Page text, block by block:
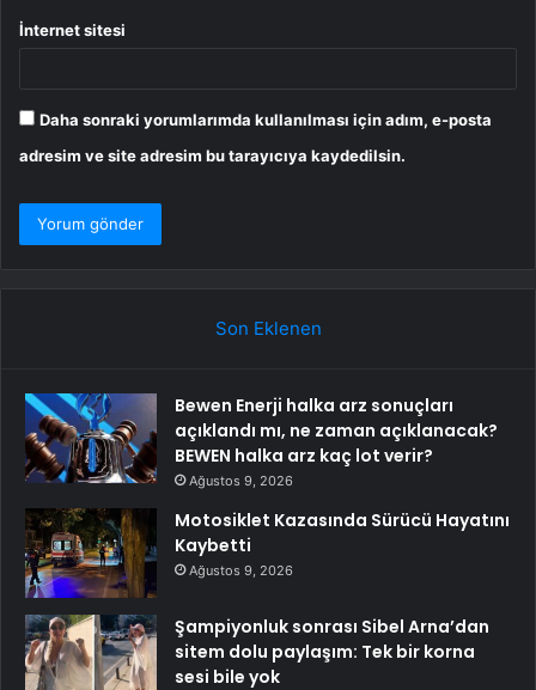
İnternet sitesi
Daha sonraki yorumlarımda kullanılması için adım, e-posta
adresim ve site adresim bu tarayıcıya kaydedilsin.
Son Eklenen
Bewen Enerji halka arz sonuçları
açıklandı mı, ne zaman açıklanacak?
BEWEN halka arz kaç lot verir?
Ağustos 9, 2026
Motosiklet Kazasında Sürücü Hayatını
Kaybetti
Ağustos 9, 2026
Şampiyonluk sonrası Sibel Arna’dan
sitem dolu paylaşım: Tek bir korna
sesi bile yok